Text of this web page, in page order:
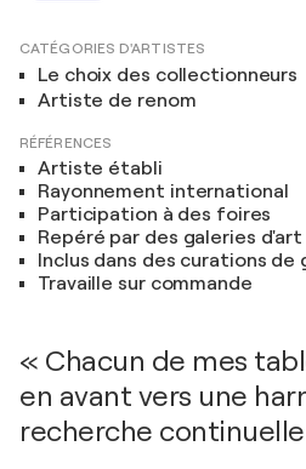
CATÉGORIES D'ARTISTES
Le choix des collectionneurs
Artiste de renom
RÉFÉRENCES
Artiste établi
Rayonnement international
Participation à des foires
Repéré par des galeries d'art
Inclus dans des curations de
Travaille sur commande
« Chacun de mes
en avant vers une
recherche